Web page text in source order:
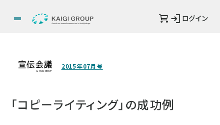
ログイン
2015年07月号
「コピーライティング」の成功例